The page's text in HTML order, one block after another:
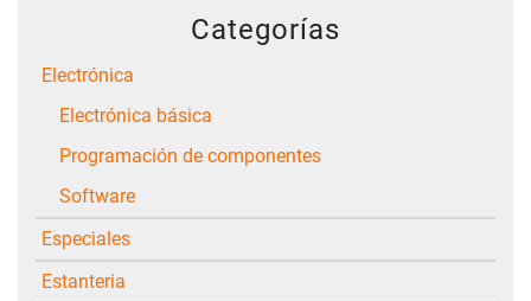
Categorías
Electrónica
Electrónica básica
Programación de componentes
Software
Especiales
Estanteria